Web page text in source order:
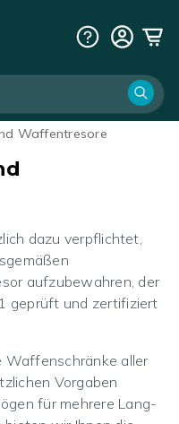
Waffentresore
dazu verpflichtet,
aufzubewahren, der
geprüft und zertifiziert
Waffenschränke aller
Vorgaben
für mehrere Lang-